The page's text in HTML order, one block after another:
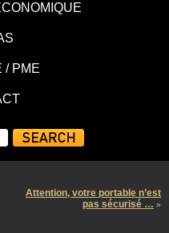
/ PME
Attention, votre portable n’est
pas sécurisé … »